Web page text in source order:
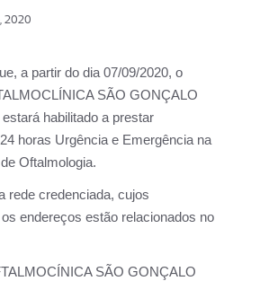
2020
a partir do dia07/09/2020, o
SÃO GONÇALO
habilitado a prestar
24 horas Urgência e Emergência na
Oftalmologia.
rede credenciada, cujos
endereços estão relacionados no
SÃO GONÇALO